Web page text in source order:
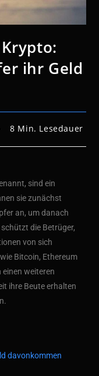
ihr Geld
8 Min. Lesedauer
sind ein
sie zunächst
an, um danach
die Betrüger,
von sich
Bitcoin, Ethereum
weiteren
ihre Beute erhalten
davonkommen